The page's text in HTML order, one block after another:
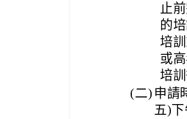
止
的
培
或
培
(二) 申請
五)